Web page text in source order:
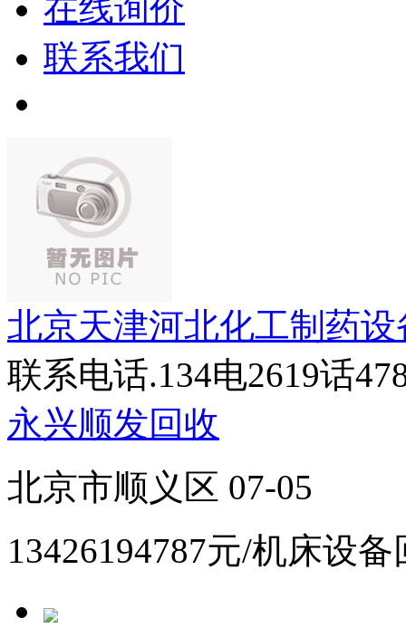
在线询价
联系我们
北京天津河北化工制药
联系电话.134电2619话
永兴顺发回收
北京市顺义区 07-05
13426194787元/机床设